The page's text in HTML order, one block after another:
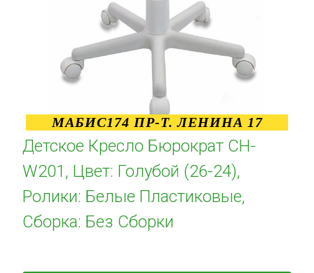
МАБИС174 ПР-Т. ЛЕНИНА 17
Детское Кресло Бюрократ CH-
W201, Цвет: Голубой (26-24),
Ролики: Белые Пластиковые,
Сборка: Без Сборки